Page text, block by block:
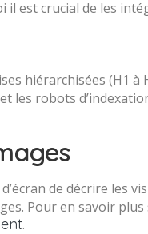
est crucial de les
hiérarchisées (H1
les robots
de décrire les
Pour en savoir
.